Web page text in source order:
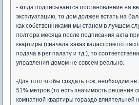
- когда подписывается постановление на
эксплуатацию, то дом должен встать на
как собственниками мы станем в лучшем
полтора месяца после подписания акта
квартиры (сначала заказ кадастрового
подача в рег палату и тд.), то
управления домом не совсем реально.
-Для того чтобы создать тсж, необходим не
51% метров (то есть значимость решения
комнатной квартиры гораздо влиятельней